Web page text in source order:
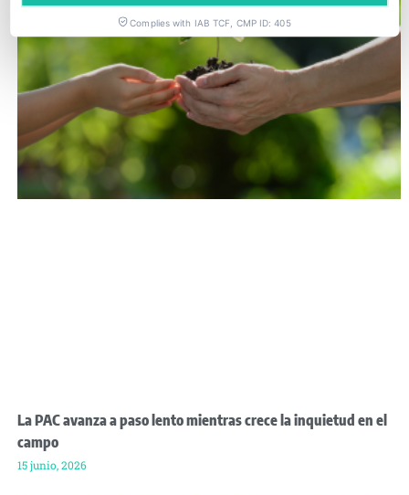
La PAC avanza a paso lento mientras crece la inquietud en el
campo
15 junio, 2026
Complies with IAB TCF, CMP ID: 405